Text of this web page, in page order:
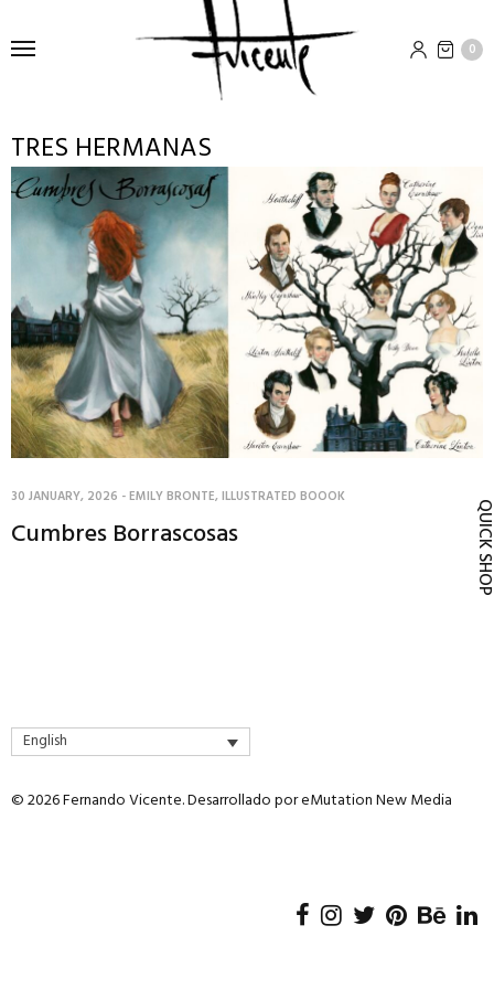
0
TRES HERMANAS
30 JANUARY, 2026 -EMILY BRONTE,ILLUSTRATED BOOOK
Cumbres Borrascosas
English
© 2026 Fernando Vicente. Desarrollado poreMutation New Media